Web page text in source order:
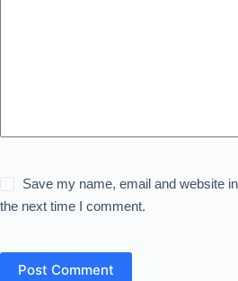
Save my name, email and website
the next time I comment.
Post Comment